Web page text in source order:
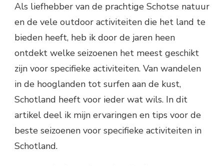
Als liefhebber van de prachtige Schotse natuur
en de vele outdoor activiteiten die het land te
bieden heeft, heb ik door de jaren heen
ontdekt welke seizoenen het meest geschikt
zijn voor specifieke activiteiten. Van wandelen
in de hooglanden tot surfen aan de kust,
Schotland heeft voor ieder wat wils. In dit
artikel deel ik mijn ervaringen en tips voor de
beste seizoenen voor specifieke activiteiten in
Schotland.